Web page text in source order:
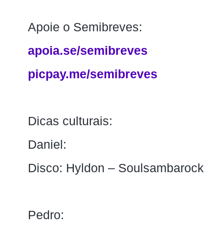
Apoie o Semibreves:
apoia.se/semibreves
picpay.me/semibreves
Dicas culturais:
Daniel:
Disco: Hyldon – Soulsambarock
Pedro: